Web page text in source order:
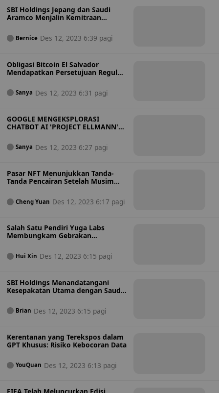
SBI Holdings Jepang dan Saudi
Aramco Menjalin Kemitraan
Bernice Des 12, 2023 6:39 pagi
Obligasi Bitcoin El Salvador
Mendapatkan Persetujuan Regulasi
Sanya Des 12, 2023 6:31 pagi
GOOGLE MENGEKSPLORASI
CHATBOT AI 'PROJECT ELLMANN'
Sanya Des 12, 2023 6:27 pagi
Pasar NFT Menunjukkan Tanda-
Tanda Pencairan Setelah Musim
Cheng Yuan Des 12, 2023 6:17 pagi
Salah Satu Pendiri Yuga Labs
Membungkam Gebrakan
ganjing Kesehatan
Hui Xin Des 12, 2023 6:15 pagi
SBI Holdings Menandatangani
Kesepakatan Utama dengan Saudi
Brian Des 12, 2023 6:15 pagi
Kerentanan yang Terekspos dalam
GPT Khusus: Risiko Kebocoran Data
YouQuan Des 12, 2023 6:13 pagi